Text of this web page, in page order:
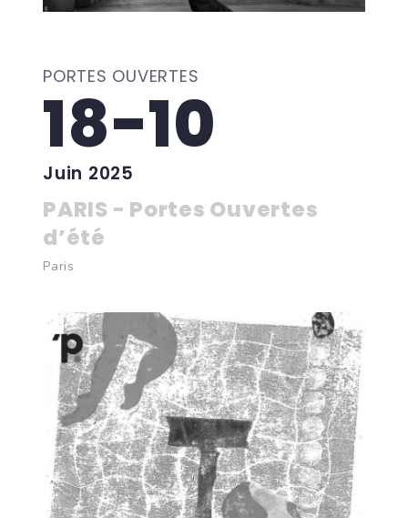
PORTES OUVERTES
18-10
Juin 2025
PARIS - Portes Ouvertes
d’été
Paris